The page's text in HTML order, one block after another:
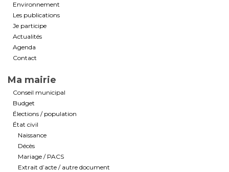
Environnement
Les publications
Je participe
Actualités
Agenda
Contact
Ma mairie
Conseil municipal
Budget
Élections / population
État civil
Naissance
Décès
Mariage / PACS
Extrait d’acte / autre document